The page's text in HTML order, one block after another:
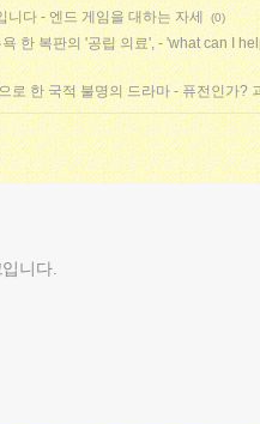
니다 - 엔드 게임을 대하는 자세 (0)
한 복판의 '공립 의료', - 'what can I
로 한 국적 불명의 드라마 - 퓨전인가?
니다.